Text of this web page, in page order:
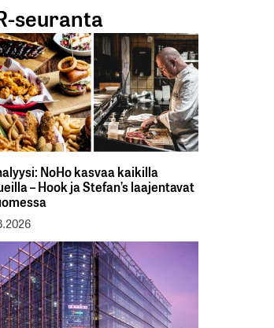
seuranta
NoHo kasvaa kaikilla
– Hook ja Stefan’s laajentavat